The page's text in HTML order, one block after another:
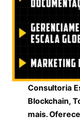
Consultoria
Blockchain,
mais.